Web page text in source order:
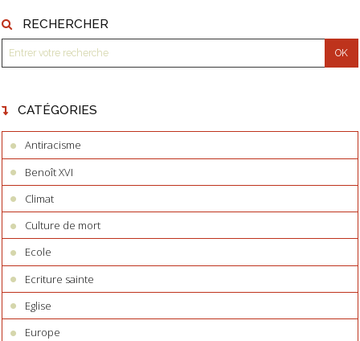
RECHERCHER
CATÉGORIES
Antiracisme
Benoît XVI
Climat
Culture de mort
Ecole
Ecriture sainte
Eglise
Europe